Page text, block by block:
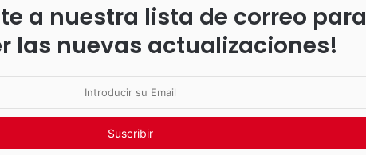
a nuestra lista de correo para
las nuevas actualizaciones!